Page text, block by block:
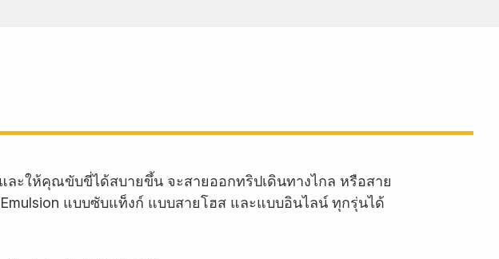
ละให้คุณขับขี่ได้สบายขึ้น จะสายออกทริปเดินทางไกล หรือสาย
แบบซับแท็งก์ แบบสายโฮส และแบบอินไลน์ ทุกรุ่นได้